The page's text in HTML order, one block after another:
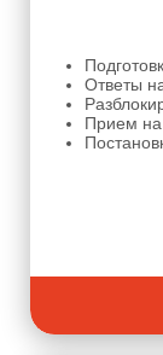
Ответы
Прием на